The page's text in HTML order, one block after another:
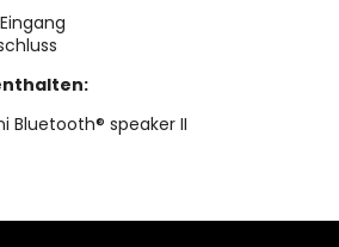
Bluetooth® speaker II